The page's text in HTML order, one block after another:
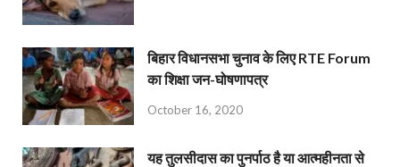
बिहार विधानसभा चुनाव के लिए RTE Forum
का शिक्षा जन-घोषणापत्र
October 16, 2020
यह तुलसीदास का पुनर्पाठ है या आत्महीनता से